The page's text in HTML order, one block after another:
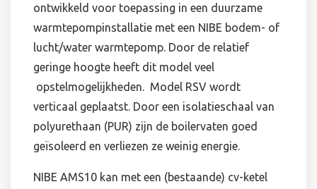
ontwikkeld voor toepassing in een duurzame
warmtepompinstallatie met een NIBE bodem- of
lucht/water warmtepomp. Door de relatief
geringe hoogte heeft dit model veel
opstelmogelijkheden. Model RSV wordt
verticaal geplaatst. Door een isolatieschaal van
polyurethaan (PUR) zijn de boilervaten goed
geïsoleerd en verliezen ze weinig energie.
NIBE AMS10 kan met een (bestaande) cv-ketel